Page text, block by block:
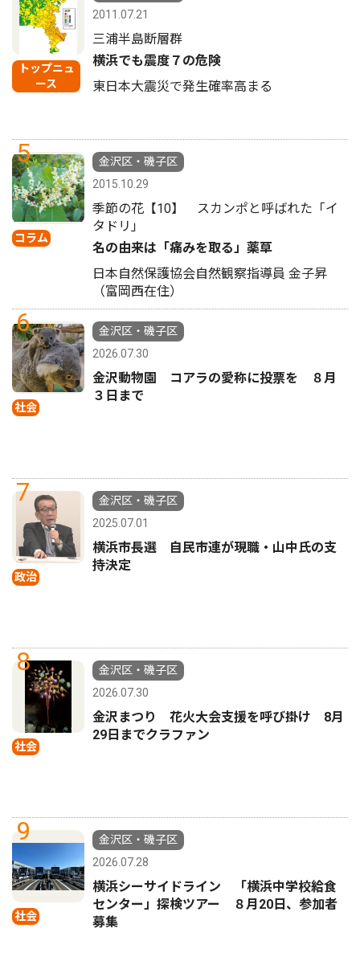
トップニュ
ース
2011.07.21
三浦半島断層群
横浜でも震度７の危険
東日本大震災で発生確率高まる
5
コラム
金沢区・磯子区
2015.10.29
季節の花【10】 スカンポと呼ばれた「イ
タドリ」
名の由来は「痛みを取る」薬草
日本自然保護協会自然観察指導員 金子昇
（富岡西在住）
6
社会
金沢区・磯子区
2026.07.30
金沢動物園 コアラの愛称に投票を ８月
３日まで
7
政治
金沢区・磯子区
2025.07.01
横浜市長選 自民市連が現職・山中氏の支
持決定
8
社会
金沢区・磯子区
2026.07.30
金沢まつり 花火大会支援を呼び掛け 8月
29日までクラファン
9
社会
金沢区・磯子区
2026.07.28
横浜シーサイドライン 「横浜中学校給食
センター」探検ツアー ８月20日、参加者
募集